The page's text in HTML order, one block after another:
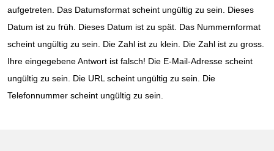
aufgetreten. Das Datumsformat scheint ungültig zu sein. Dieses
Datum ist zu früh. Dieses Datum ist zu spät. Das Nummernformat
scheint ungültig zu sein. Die Zahl ist zu klein. Die Zahl ist zu gross.
Ihre eingegebene Antwort ist falsch! Die E-Mail-Adresse scheint
ungültig zu sein. Die URL scheint ungültig zu sein. Die
Telefonnummer scheint ungültig zu sein.